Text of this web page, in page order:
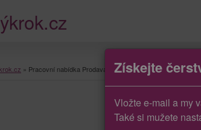
» Pracovní nabídka Prodavač/ka potravin ( m/ž )
Získejte
Vložte e-mail a my
Také si mužete